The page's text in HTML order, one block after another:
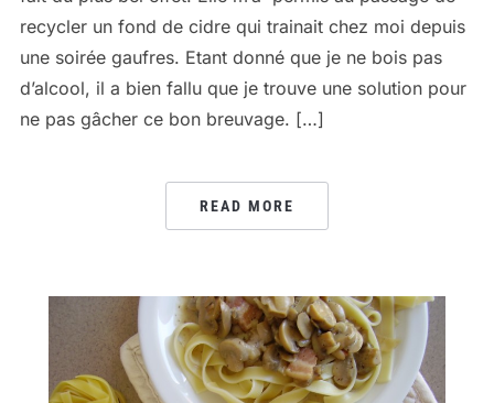
recycler un fond de cidre qui trainait chez moi depuis
une soirée gaufres. Etant donné que je ne bois pas
d’alcool, il a bien fallu que je trouve une solution pour
ne pas gâcher ce bon breuvage. […]
READ MORE